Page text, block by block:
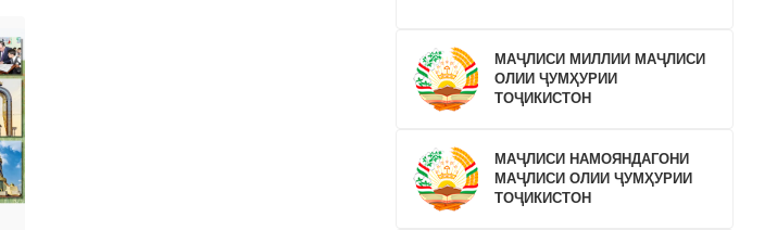
МАҶЛИСИ МИЛЛИИ МАҶЛИСИ
ОЛИИ ҶУМҲУРИИ
ТОҶИКИСТОН
МАҶЛИСИ НАМОЯНДАГОНИ
МАҶЛИСИ ОЛИИ ҶУМҲУРИИ
ТОҶИКИСТОН